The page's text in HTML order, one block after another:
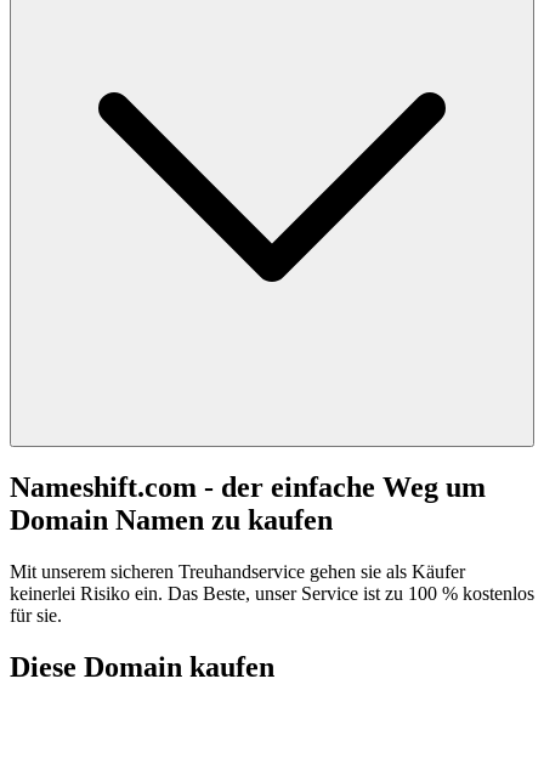
Nameshift.com - der einfache Weg um
Domain Namen zu kaufen
Mit unserem sicheren Treuhandservice gehen sie als Käufer
keinerlei Risiko ein. Das Beste, unser Service ist zu 100 % kostenlos
für sie.
Diese Domain kaufen